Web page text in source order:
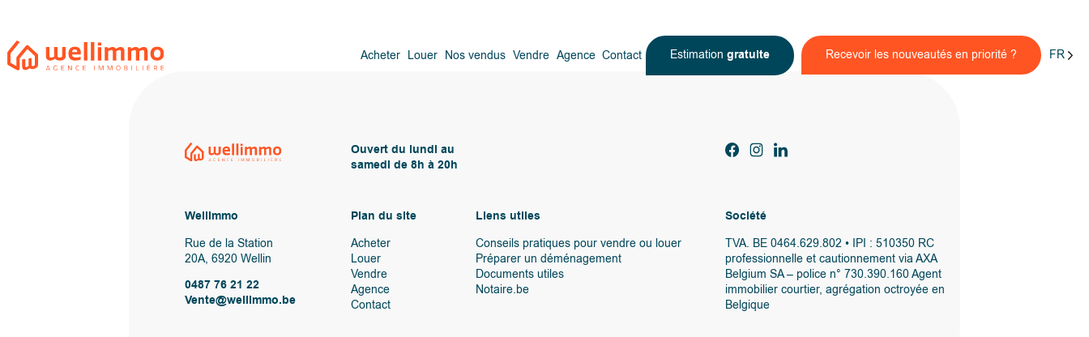
Acheter Louer Nos vendus Vendre Agence Contact Estimation gratuite Recevoir les nouveautés en priorité ? FR
Ouvert du lundi au
samedi de 8h à 20h
Wellimmo
Rue de la Station
20A, 6920 Wellin
0487 76 21 22
Vente@wellimmo.be
Plan du site
Acheter
Louer
Vendre
Agence
Contact
Liens utiles
Conseils pratiques pour vendre ou louer
Préparer un déménagement
Documents utiles
Notaire.be
Société
TVA. BE 0464.629.802 • IPI : 510350 RC
professionnelle et cautionnement via AXA
Belgium SA – police n° 730.390.160 Agent
immobilier courtier, agrégation octroyée en
Belgique